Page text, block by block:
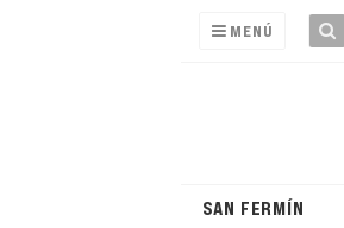
MENÚ
SAN FERMÍN